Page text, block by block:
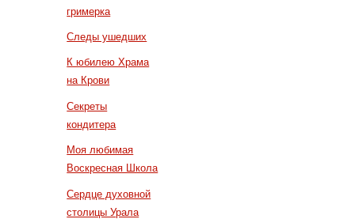
гримерка
Следы ушедших
К юбилею Храма
на Крови
Секреты
кондитера
Моя любимая
Воскресная Школа
Сердце духовной
столицы Урала